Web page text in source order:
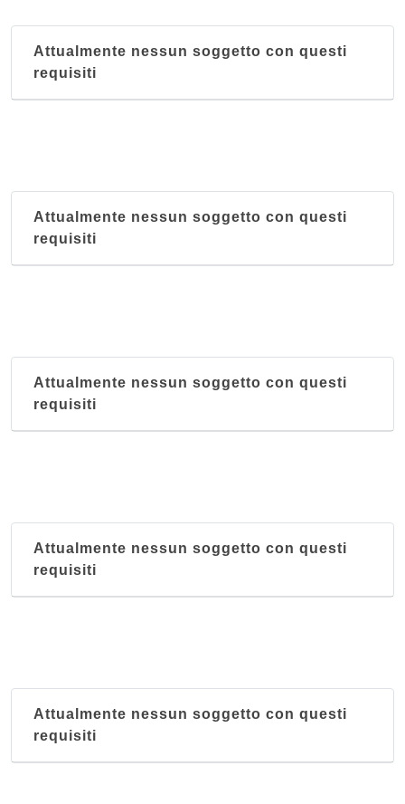
Attualmente nessun soggetto con questi
requisiti
Attualmente nessun soggetto con questi
requisiti
Attualmente nessun soggetto con questi
requisiti
Attualmente nessun soggetto con questi
requisiti
Attualmente nessun soggetto con questi
requisiti